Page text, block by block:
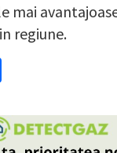
mai
regiune.